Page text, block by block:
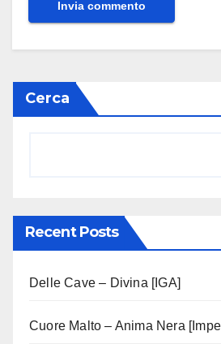
Cerca
Recent Posts
Delle Cave – Divina [IGA]
Cuore Malto – Anima Nera